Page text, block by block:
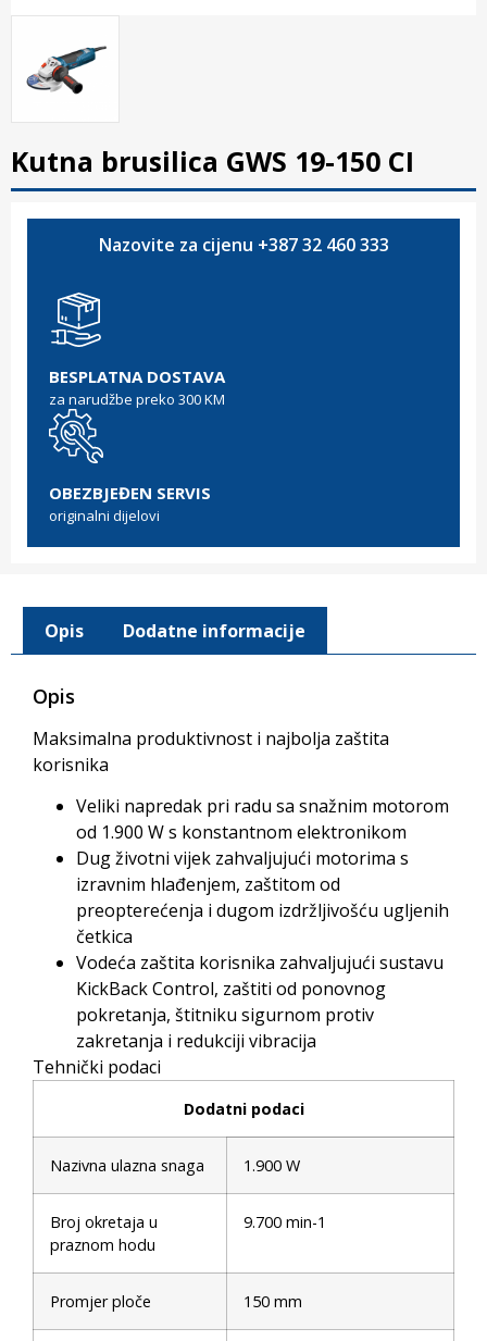
Kutna brusilica GWS 19-150 CI
Nazovite za cijenu +387 32 460 333
BESPLATNA DOSTAVA
za narudžbe preko 300 KM
OBEZBJEĐEN SERVIS
originalni dijelovi
Opis Dodatne informacije
Opis
Maksimalna produktivnost i najbolja zaštita
korisnika
Veliki napredak pri radu sa snažnim motorom
od 1.900 W s konstantnom elektronikom
Dug životni vijek zahvaljujući motorima s
izravnim hlađenjem, zaštitom od
preopterećenja i dugom izdržljivošću ugljenih
četkica
Vodeća zaštita korisnika zahvaljujući sustavu
KickBack Control, zaštiti od ponovnog
pokretanja, štitniku sigurnom protiv
zakretanja i redukciji vibracija
Tehnički podaci
Dodatni podaci
Nazivna ulazna snaga 1.900 W
Broj okretaja u
praznom hodu
9.700 min-1
Promjer ploče 150 mm